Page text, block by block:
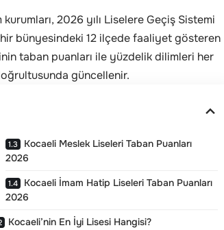
2026 yılı Liselere Geçiş Sistemi
bünyesindeki 12 ilçede faaliyet gösteren
taban puanları ile yüzdelik dilimleri her
güncellenir.
Kocaeli Meslek Liseleri Taban Puanları
2026
Kocaeli İmam Hatip Liseleri Taban Puanları
2026
Kocaeli’nin En İyi Lisesi Hangisi?